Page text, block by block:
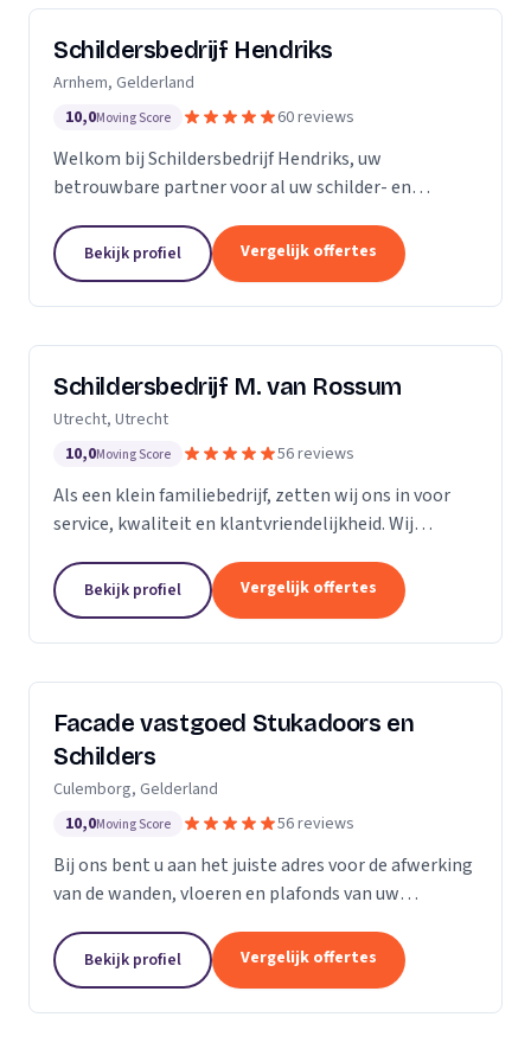
Schildersbedrijf Hendriks
Arnhem, Gelderland
10,0Moving Score 60 reviews
Welkom bij Schildersbedrijf Hendriks, uw
betrouwbare partner voor al uw schilder- en
de branche, onderscheiden we ons door onze
expertise en toewijding...
Bekijk profiel Vergelijk offertes
Schildersbedrijf M. van Rossum
Utrecht, Utrecht
10,0Moving Score 56 reviews
Als een klein familiebedrijf, zetten wij ons in voor
service, kwaliteit en klantvriendelijkheid. Wij
eigenaren als zakelijke klanten. Onze...
Bekijk profiel Vergelijk offertes
Facade vastgoed Stukadoors en
Schilders
Culemborg, Gelderland
10,0Moving Score 56 reviews
Bij ons bent u aan het juiste adres voor de afwerking
van de wanden, vloeren en plafonds van uw
met ons team pakken we dan ook de klus vakkundig
aan...
Bekijk profiel Vergelijk offertes